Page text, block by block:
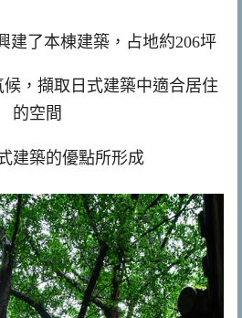
建了本棟建築，占地約206坪
，擷取日式建築中適合居住
的空間
建築的優點所形成